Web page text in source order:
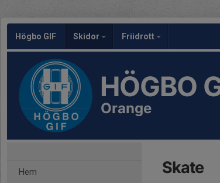
Högbo GIF Skidor Friidrott
HÖGBO
Orange
Hem Skate